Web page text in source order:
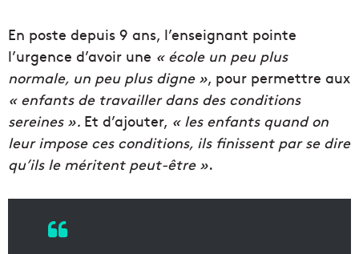
En poste depuis 9 ans, l’enseignant pointe
l’urgence d’avoir une « école un peu plus
normale, un peu plus digne », pour permettre aux
« enfants de travaillerdans des conditions
sereines». Et d’ajouter, « les enfants quandon
leur impose cesconditions, ils finissent par se dire
qu’ils le méritent peut-être ».